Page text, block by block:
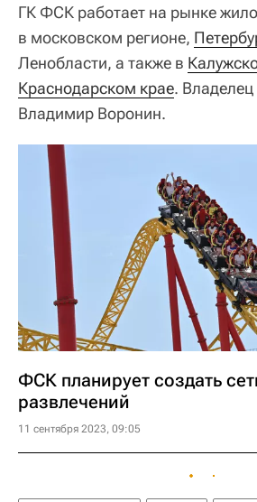
ГК ФСК работает на рынке
в московском регионе,
Ленобласти, а также в
Краснодарском крае.
Владимир Воронин.
ФСК планирует создать
развлечений
11 сентября 2023, 09:05